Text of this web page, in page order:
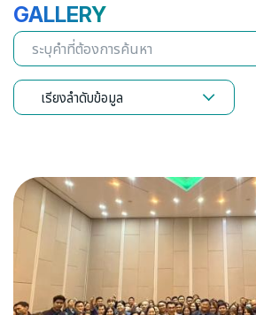
GALLERY
เรียงลำดับข้อมูล